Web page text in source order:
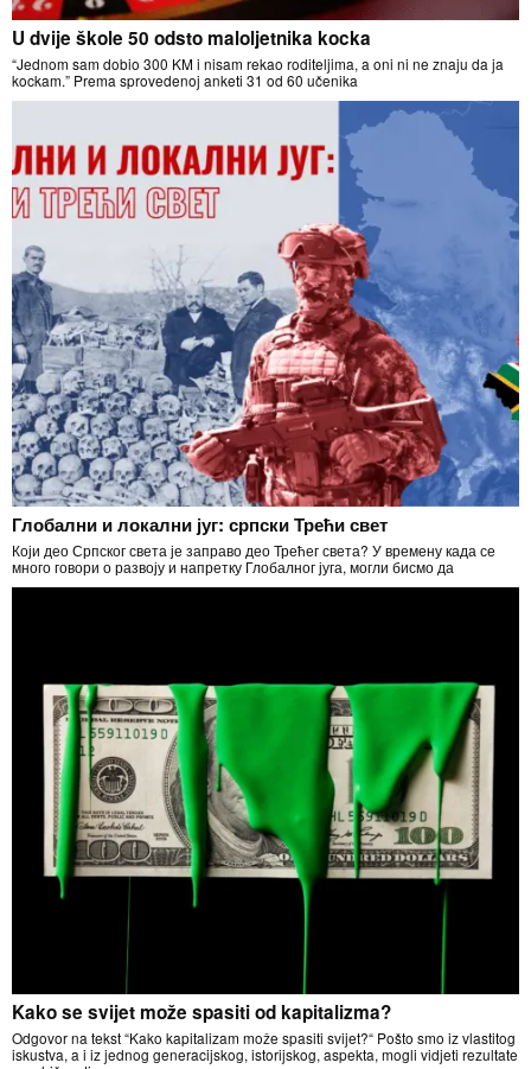
U dvije škole 50 odsto maloljetnika kocka
“Jednom sam dobio 300 KM i nisam rekao roditeljima, a oni ni ne znaju da ja
kockam.” Prema sprovedenoj anketi 31 od 60 učenika
Глобални и локални југ: српски Трећи свет
Који део Српског света је заправо део Трећег света? У времену када се
много говори о развоју и напретку Глобалног југа, могли бисмо да
Kako se svijet može spasiti od kapitalizma?
Odgovor na tekst “Kako kapitalizam može spasiti svijet?“ Pošto smo iz vlastitog
iskustva, a i iz jednog generacijskog, istorijskog, aspekta, mogli vidjeti rezultate